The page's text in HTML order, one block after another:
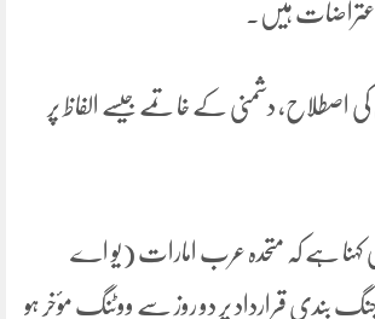
ہیں۔
کی اصطلاح، دشمنی کے خاتمے جیسے الفاظ پر
کہنا ہے کہ متحدہ عرب امارات (یو اے
بندی قرارداد پر دو روز سے ووٹنگ مؤخر ہو